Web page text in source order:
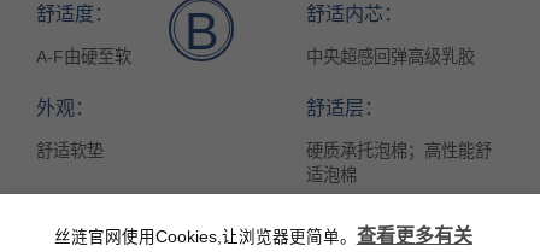
舒适度：
A-F由硬至软 B 舒适内芯：
中央超感回弹高级乳胶
外观：
舒适软垫
舒适层：
硬质承托泡棉；高性能舒
适泡棉
面料： 承托系统：
丝涟官网使用Cookies,让浏览器更简单。 查看更多有关